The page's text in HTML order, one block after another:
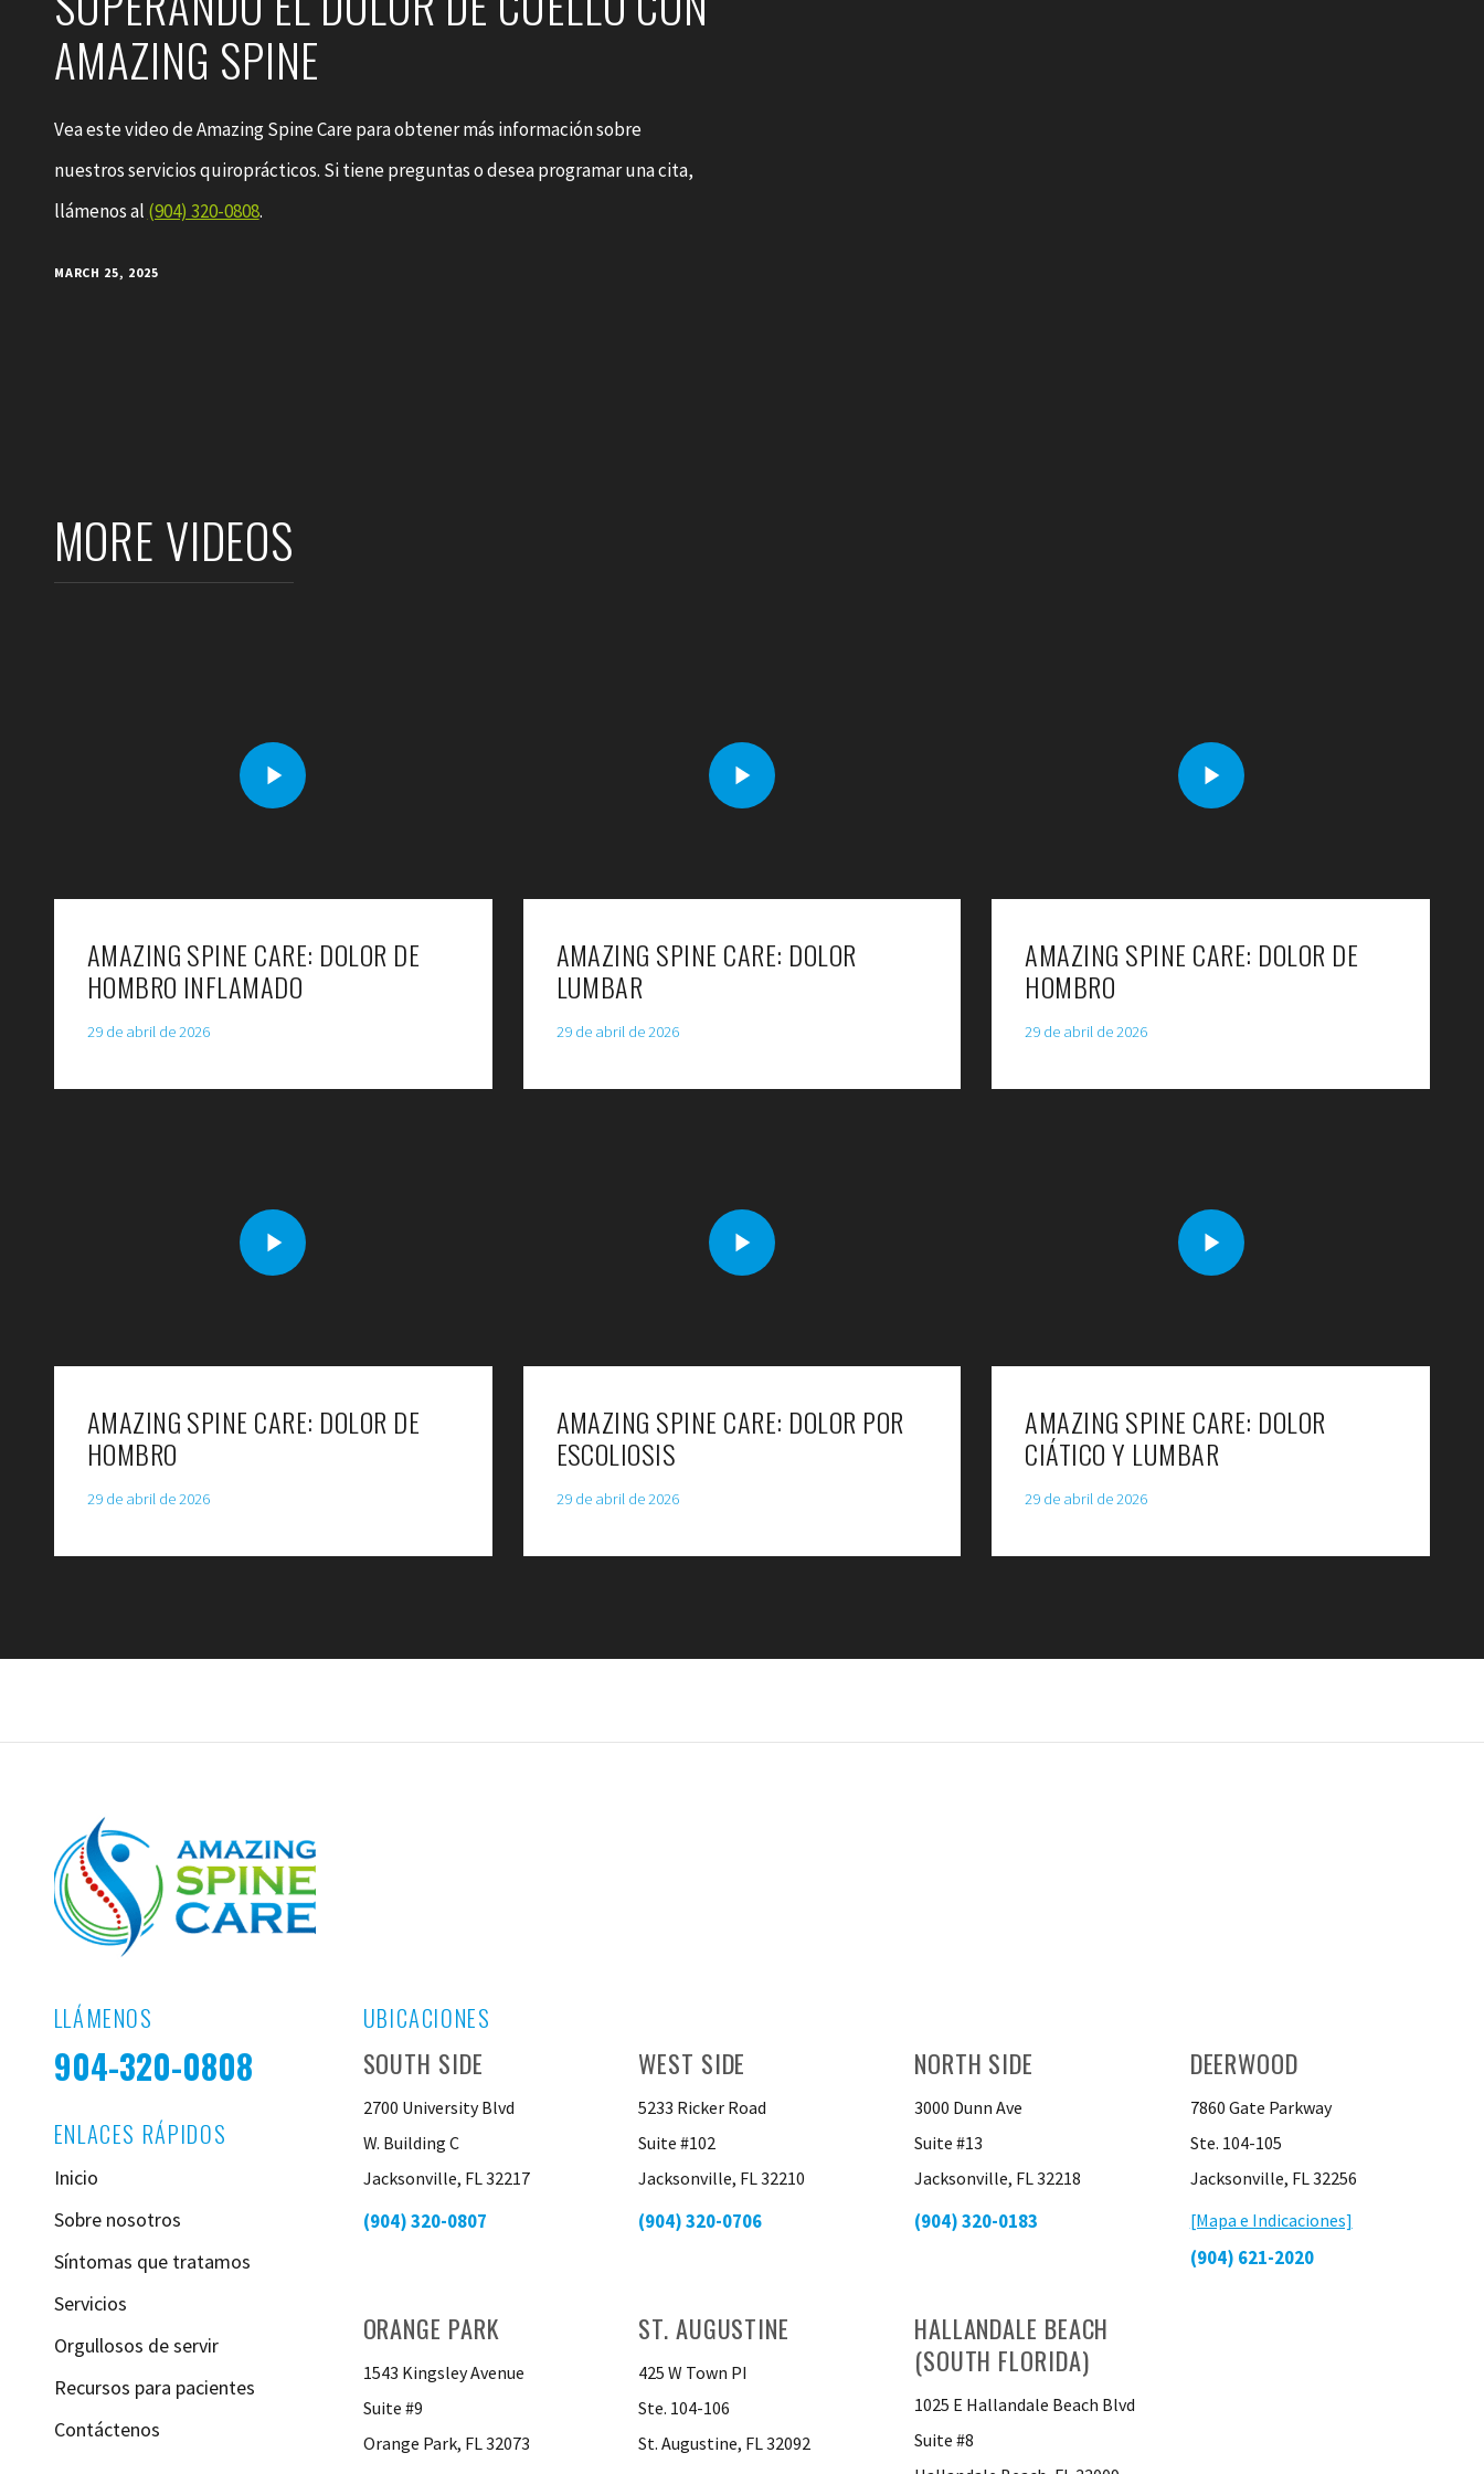
AMAZING SPINE
Vea este video de Amazing Spine Care para obtener más información sobre
nuestros servicios quiroprácticos. Si tiene preguntas o desea programar una cita,
llámenos al (904) 320-0808.
MARCH 25, 2025
MORE VIDEOS
AMAZING SPINE CARE: DOLOR DE
HOMBRO INFLAMADO
29 de abril de 2026
AMAZING SPINE CARE: DOLOR
LUMBAR
29 de abril de 2026
AMAZING SPINE CARE: DOLOR DE
HOMBRO
29 de abril de 2026
AMAZING SPINE CARE: DOLOR DE
HOMBRO
29 de abril de 2026
AMAZING SPINE CARE: DOLOR POR
ESCOLIOSIS
29 de abril de 2026
AMAZING SPINE CARE: DOLOR
CIÁTICO Y LUMBAR
29 de abril de 2026
LLÁMENOS
904-320-0808
ENLACES RÁPIDOS
Inicio
Sobre nosotros
Síntomas que tratamos
Servicios
Orgullosos de servir
Recursos para pacientes
Contáctenos
UBICACIONES
SOUTH SIDE
2700 University Blvd
W. Building C
Jacksonville, FL 32217
(904) 320-0807
WEST SIDE
5233 Ricker Road
Suite #102
Jacksonville, FL 32210
(904) 320-0706
NORTH SIDE
3000 Dunn Ave
Suite #13
Jacksonville, FL 32218
(904) 320-0183
DEERWOOD
7860 Gate Parkway
Ste. 104-105
Jacksonville, FL 32256
[Mapa e Indicaciones]
(904) 621-2020
ORANGE PARK
1543 Kingsley Avenue
Suite #9
Orange Park, FL 32073
ST. AUGUSTINE
425 W Town PI
Ste. 104-106
St. Augustine, FL 32092
HALLANDALE BEACH
(SOUTH FLORIDA)
1025 E Hallandale Beach Blvd
Suite #8